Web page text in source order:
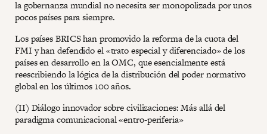
la gobernanza mundial no necesita ser monopolizada por unos
pocos países para siempre.
Los países BRICS han promovido la reforma de la cuota del
FMI y han defendido el «trato especial y diferenciado» de los
países en desarrollo en la OMC, que esencialmente está
reescribiendo la lógica de la distribución del poder normativo
global en los últimos 100 años.
(II) Diálogo innovador sobre civilizaciones: Más allá del
paradigma comunicacional «entro-periferia»